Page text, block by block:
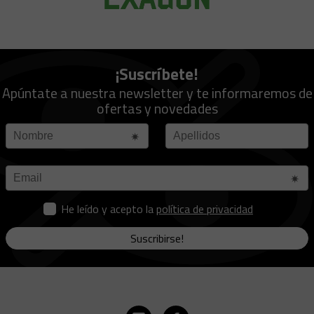
¡Suscríbete!
Apúntate a nuestra newsletter y te informaremos de
ofertas y novedades
He leído y acepto la política de privacidad
Suscribirse!